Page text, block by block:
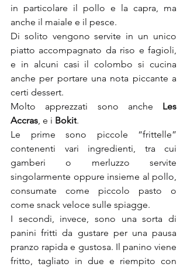
in particolare il pollo e la capra, ma
anche il maiale e il pesce.
Di solito vengono servite in un unico
piatto accompagnato da riso e fagioli,
e in alcuni casi il colombo si cucina
anche per portare una nota piccante a
certi dessert.
Molto apprezzati sono anche Les
Accras, e i Bokit.
Le prime sono piccole “frittelle”
contenenti vari ingredienti, tra cui
gamberi o merluzzo servite
singolarmente oppure insieme al pollo,
consumate come piccolo pasto o
come snack veloce sulle spiagge.
I secondi, invece, sono una sorta di
panini fritti da gustare per una pausa
pranzo rapida e gustosa. Il panino viene
fritto, tagliato in due e riempito con